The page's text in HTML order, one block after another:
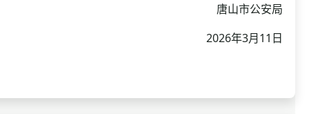
唐山市公安局
2026年3月11日